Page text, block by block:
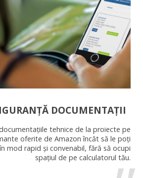
DOCUMENTAȚII
tehnice de la proiecte pe
oferite de Amazon încăt să le poți
mod rapid și convenabil, fără să ocupi
spațiul de pe calculatorul tău.